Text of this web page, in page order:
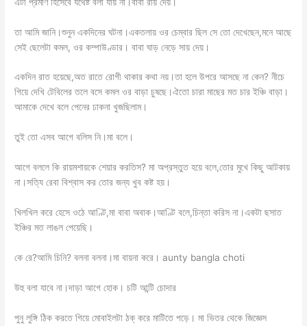
তা আমি জানি।শুনুন একদিনের ঘটনা।একতলায় ওর চেম্বার ছিল সে তো দেখেছেন,মনে আছে
সেই ছেলেটা কমল, ওর কম্পাউণ্ডার। বাবা ঘাড় নেড়ে সায় দেয়।
একদিন রাত হয়েছে,অত রাতে রোগী থাকার কথা নয়।তা হলে উপরে আসছে না কেন? নীচে
গিয়ে দেখি টেবিলের তলে বসে কমল ওর বাড়া চুষছে।ঐতো চারা মাছের মত চার ইঞ্চি বাড়া।
আমাকে দেখে বলে পেনের ঢাকনা খুজছিলাম।
তুই তো এসব আগে বলিস নি।মা বলে।
আগে বললে কি রায়মশায়কে শেয়ার করতিস? মা অপ্রস্তুত হয়ে বলে,তোর মুখে কিছু আটকায়
না।সত্যি রেবা বিশ্বাস কর তোর জন্য খুব কষ্ট হয়।
খিলখিল করে হেসে ওঠে আণ্টি,মা বাবা অবাক।আণ্টি বলে,চিন্তা করিস না।একটা ছসাত
ইঞ্চির মত লাঙল পেয়েছি।
কে রে?আমি চিনি? বলনা বলনা।মা বায়না করে। aunty bangla choti
উহু বলা যাবে না।দাড়া আগে হোক। চটি আন্টি চোদার
পুনু লুঙ্গি ঠিক করতে গিয়ে মোবাইলটা ঠক্ করে মাটিতে পড়ে। মা ভিতর থেকে জিজ্ঞেস